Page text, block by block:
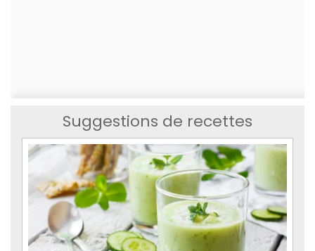
Suggestions de recettes